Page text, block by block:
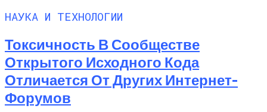
НАУКА И ТЕХНОЛОГИИ
Токсичность В Сообществе
Открытого Исходного Кода
Отличается От Других Интернет-
Форумов